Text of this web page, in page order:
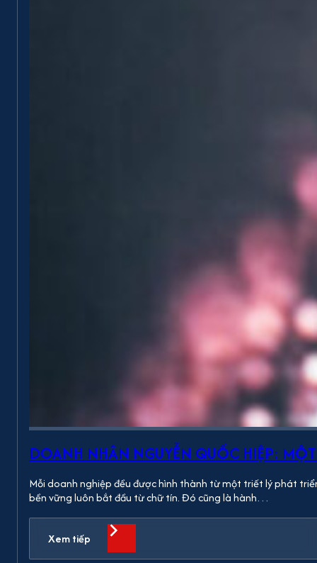
DOANH NHÂN NGUYỄN QUỐC HIỆP:
Mỗi doanh nghiệp đều được hình thành từ một triết lý phát
bền vững luôn bắt đầu từ chữ tín. Đó cũng là hành…
Xem tiếp